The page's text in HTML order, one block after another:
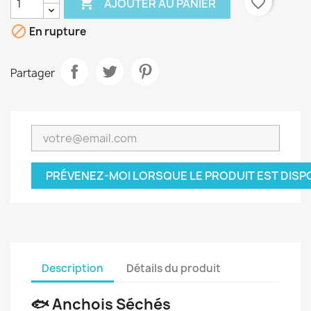
AJOUTER AU PANIER
 En rupture
Partager
PRÉVENEZ-MOI LORSQUE LE PRODUIT EST
Description Détails du produit
🐟 Anchois Séchés